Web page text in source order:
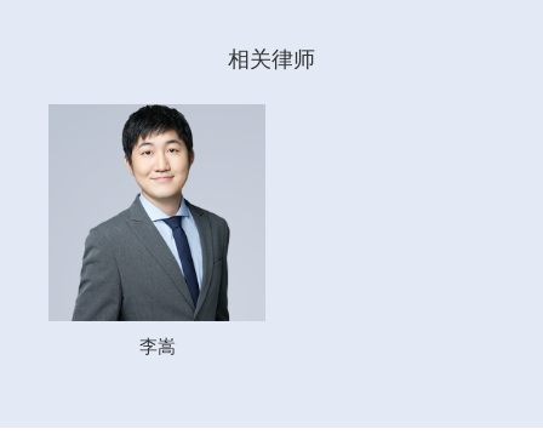
相关律师
李嵩